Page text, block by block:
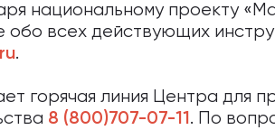
национальному проекту
обо всех действующих
.
горячая линия Центра для
8 (800)707-07-11. По